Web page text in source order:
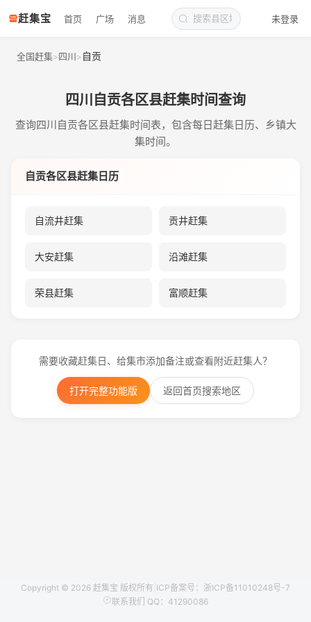
赶集宝 首页 广场 消息 未登录
全国赶集>四川> 自贡
四川自贡各区县赶集时间查询
查询四川自贡各区县赶集时间表，包含每日赶集日历、乡镇大
集时间。
自贡各区县赶集日历
自流井赶集 贡井赶集
大安赶集 沿滩赶集
荣县赶集 富顺赶集
需要收藏赶集日、给集市添加备注或查看附近赶集人？
打开完整功能版 返回首页搜索地区
Copyright © 2026 赶集宝 版权所有 ICP备案号：浙ICP备11010248号-7
联系我们 QQ：41290086